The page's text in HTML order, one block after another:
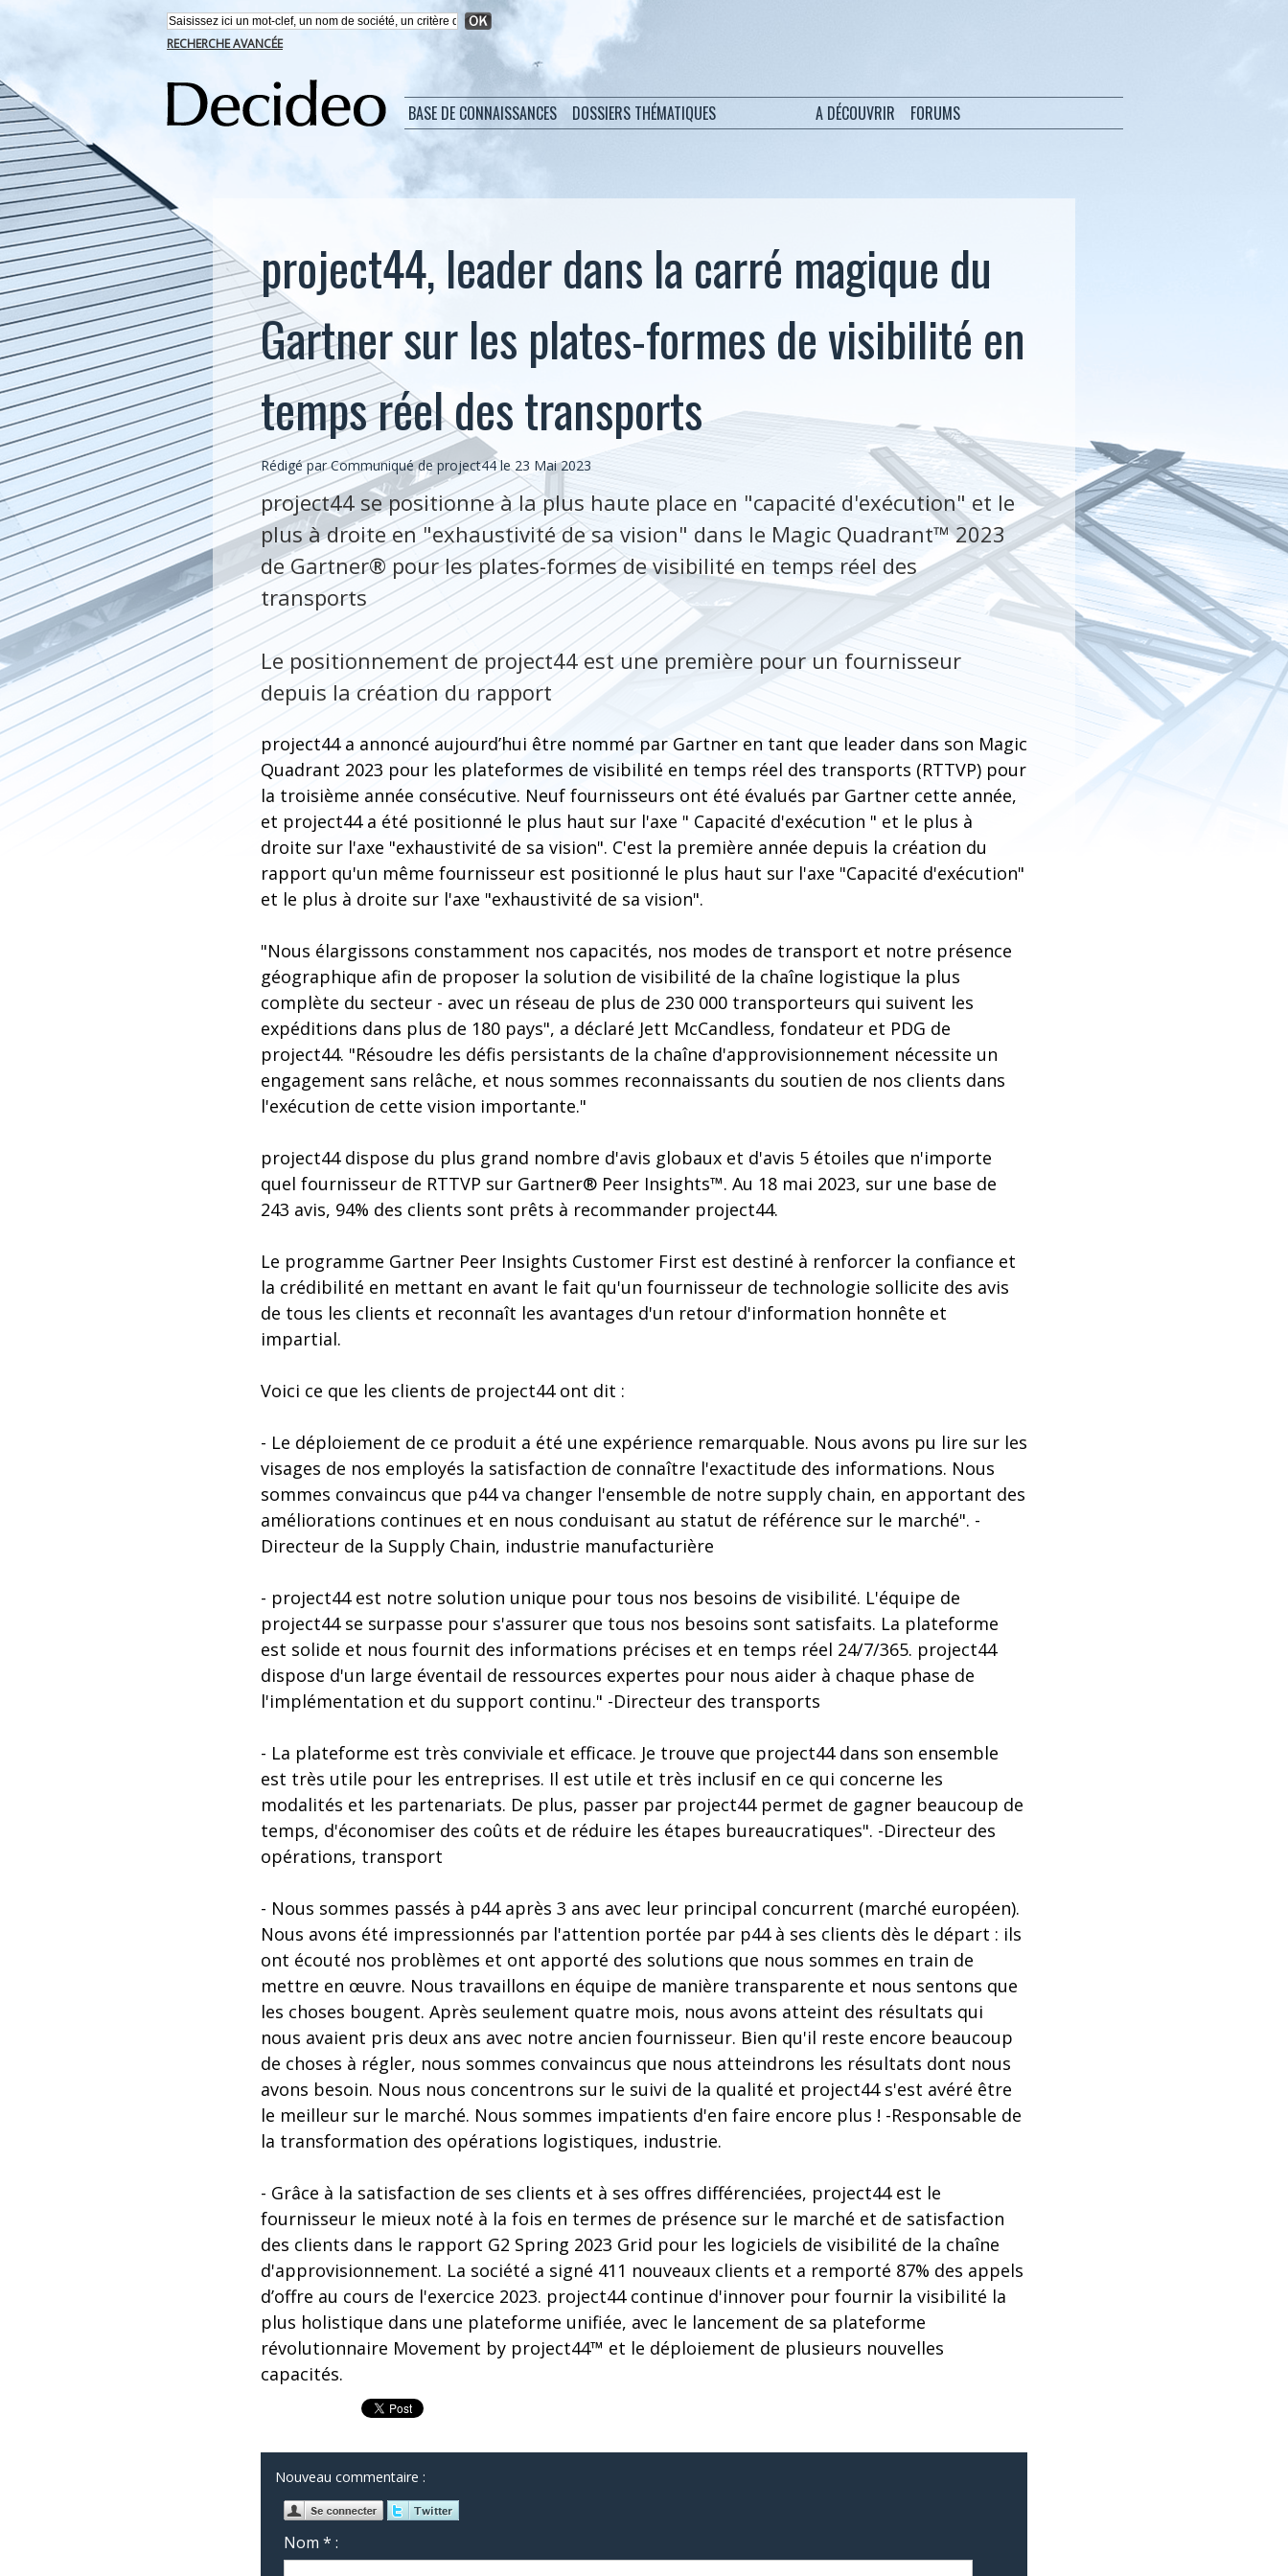
RECHERCHE AVANCÉE
BASE DE CONNAISSANCES DOSSIERS THÉMATIQUES A DÉCOUVRIR FORUMS
project44, leader dans la carré magique du
Gartner sur les plates-formes de visibilité en
temps réel des transports
Rédigé par Communiqué de project44 le 23 Mai 2023
project44 se positionne à la plus haute place en "capacité d'exécution" et le
plus à droite en "exhaustivité de sa vision" dans le Magic Quadrant™ 2023
de Gartner® pour les plates-formes de visibilité en temps réel des
transports
Le positionnement de project44 est une première pour un fournisseur
depuis la création du rapport
project44 a annoncé aujourd’hui être nommé par Gartner en tant que leader dans son Magic
Quadrant 2023 pour les plateformes de visibilité en temps réel des transports (RTTVP) pour
la troisième année consécutive. Neuf fournisseurs ont été évalués par Gartner cette année,
et project44 a été positionné le plus haut sur l'axe " Capacité d'exécution " et le plus à
droite sur l'axe "exhaustivité de sa vision". C'est la première année depuis la création du
rapport qu'un même fournisseur est positionné le plus haut sur l'axe "Capacité d'exécution"
et le plus à droite sur l'axe "exhaustivité de sa vision".
"Nous élargissons constamment nos capacités, nos modes de transport et notre présence
géographique afin de proposer la solution de visibilité de la chaîne logistique la plus
complète du secteur - avec un réseau de plus de 230 000 transporteurs qui suivent les
expéditions dans plus de 180 pays", a déclaré Jett McCandless, fondateur et PDG de
project44. "Résoudre les défis persistants de la chaîne d'approvisionnement nécessite un
engagement sans relâche, et nous sommes reconnaissants du soutien de nos clients dans
l'exécution de cette vision importante."
project44 dispose du plus grand nombre d'avis globaux et d'avis 5 étoiles que n'importe
quel fournisseur de RTTVP sur Gartner® Peer Insights™. Au 18 mai 2023, sur une base de
243 avis, 94% des clients sont prêts à recommander project44.
Le programme Gartner Peer Insights Customer First est destiné à renforcer la confiance et
la crédibilité en mettant en avant le fait qu'un fournisseur de technologie sollicite des avis
de tous les clients et reconnaît les avantages d'un retour d'information honnête et
impartial.
Voici ce que les clients de project44 ont dit :
- Le déploiement de ce produit a été une expérience remarquable. Nous avons pu lire sur les
visages de nos employés la satisfaction de connaître l'exactitude des informations. Nous
sommes convaincus que p44 va changer l'ensemble de notre supply chain, en apportant des
améliorations continues et en nous conduisant au statut de référence sur le marché". -
Directeur de la Supply Chain, industrie manufacturière
- project44 est notre solution unique pour tous nos besoins de visibilité. L'équipe de
project44 se surpasse pour s'assurer que tous nos besoins sont satisfaits. La plateforme
est solide et nous fournit des informations précises et en temps réel 24/7/365. project44
dispose d'un large éventail de ressources expertes pour nous aider à chaque phase de
l'implémentation et du support continu." -Directeur des transports
- La plateforme est très conviviale et efficace. Je trouve que project44 dans son ensemble
est très utile pour les entreprises. Il est utile et très inclusif en ce qui concerne les
modalités et les partenariats. De plus, passer par project44 permet de gagner beaucoup de
temps, d'économiser des coûts et de réduire les étapes bureaucratiques". -Directeur des
opérations, transport
- Nous sommes passés à p44 après 3 ans avec leur principal concurrent (marché européen).
Nous avons été impressionnés par l'attention portée par p44 à ses clients dès le départ : ils
ont écouté nos problèmes et ont apporté des solutions que nous sommes en train de
mettre en œuvre. Nous travaillons en équipe de manière transparente et nous sentons que
les choses bougent. Après seulement quatre mois, nous avons atteint des résultats qui
nous avaient pris deux ans avec notre ancien fournisseur. Bien qu'il reste encore beaucoup
de choses à régler, nous sommes convaincus que nous atteindrons les résultats dont nous
avons besoin. Nous nous concentrons sur le suivi de la qualité et project44 s'est avéré être
le meilleur sur le marché. Nous sommes impatients d'en faire encore plus ! -Responsable de
la transformation des opérations logistiques, industrie.
- Grâce à la satisfaction de ses clients et à ses offres différenciées, project44 est le
fournisseur le mieux noté à la fois en termes de présence sur le marché et de satisfaction
des clients dans le rapport G2 Spring 2023 Grid pour les logiciels de visibilité de la chaîne
d'approvisionnement. La société a signé 411 nouveaux clients et a remporté 87% des appels
d’offre au cours de l'exercice 2023. project44 continue d'innover pour fournir la visibilité la
plus holistique dans une plateforme unifiée, avec le lancement de sa plateforme
révolutionnaire Movement by project44™ et le déploiement de plusieurs nouvelles
capacités.
Nouveau commentaire :
Nom * :